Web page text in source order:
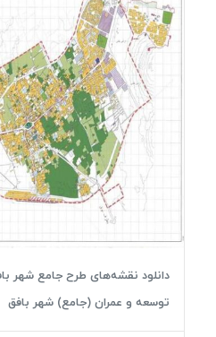
دانلود نقشه‌های طرح جامع شهر
توسعه و عمران (جامع) شهر بافق